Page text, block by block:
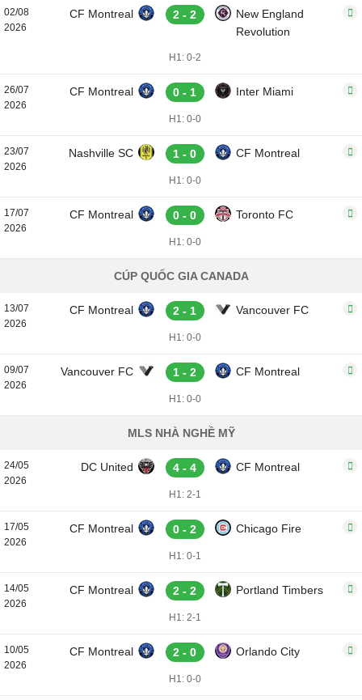
02/08
2026
CF Montreal 2 - 2
New England
Revolution
H1: 0-2
26/07
2026
CF Montreal 0 - 1 Inter Miami
H1: 0-0
23/07
2026
Nashville SC 1 - 0 CF Montreal
H1: 0-0
17/07
2026
CF Montreal 0 - 0 Toronto FC
H1: 0-0
CÚP QUỐC GIA CANADA
13/07
2026
CF Montreal 2 - 1 Vancouver FC
H1: 0-0
09/07
2026
Vancouver FC 1 - 2 CF Montreal
H1: 0-0
MLS NHÀ NGHỀ MỸ
24/05
2026
DC United 4 - 4 CF Montreal
H1: 2-1
17/05
2026
CF Montreal 0 - 2 Chicago Fire
H1: 0-1
14/05
2026
CF Montreal 2 - 2 Portland Timbers
H1: 2-1
10/05
2026
CF Montreal 2 - 0 Orlando City
H1: 0-0